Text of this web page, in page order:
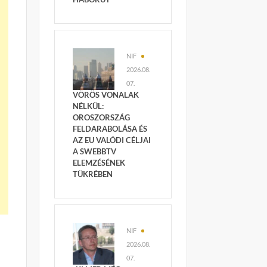
NIF
2026.08.
07.
VÖRÖS VONALAK
NÉLKÜL:
OROSZORSZÁG
FELDARABOLÁSA ÉS
AZ EU VALÓDI CÉLJAI
A SWEBBTV
ELEMZÉSÉNEK
TÜKRÉBEN
NIF
2026.08.
07.